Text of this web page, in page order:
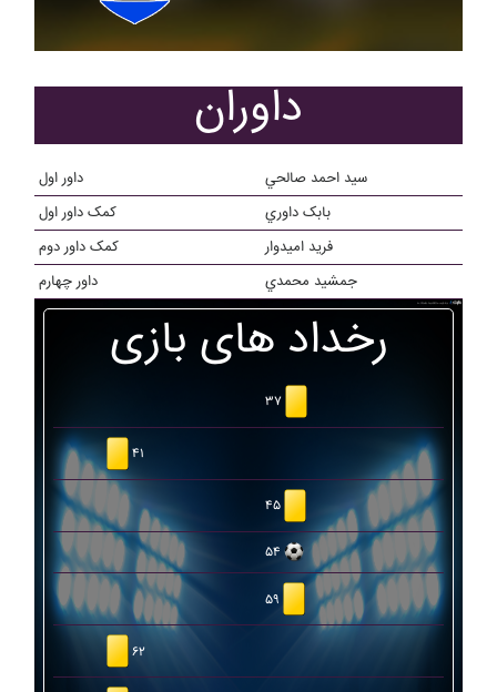
داوران
داور اول
سيد احمد صالحي
کمک داور اول
بابک داوري
کمک داور دوم
فريد اميدوار
داور چهارم
جمشيد محمدي
رخداد های بازی
۳۷
۴۱
۴۵
۵۴
۵۹
۶۲